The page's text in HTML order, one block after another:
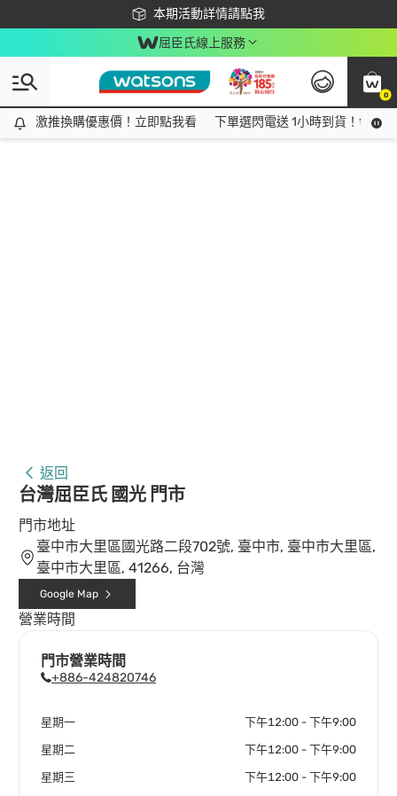
本期活動詳情請點我
下載app最高回饋$350
屈臣氏線上服務
0
激推換購優惠價！立即點我看
激推換購優惠價！立即點我看 下單選閃電送 1小時到貨！領神
返回
台灣屈臣氏 國光 門市
門市地址
臺中市大里區國光路二段702號, 臺中市, 臺中市大里區,
臺中市大里區, 41266, 台灣
Google Map
營業時間
門市營業時間
+886-424820746
星期一 下午12:00 - 下午9:00
星期二 下午12:00 - 下午9:00
星期三 下午12:00 - 下午9:00